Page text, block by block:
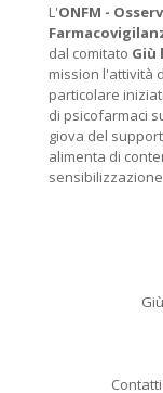
L'ONFM -
dal comitato Giù
mission l'attività
particolare
di psicofarmaci
giova del
alimenta di
Contatti